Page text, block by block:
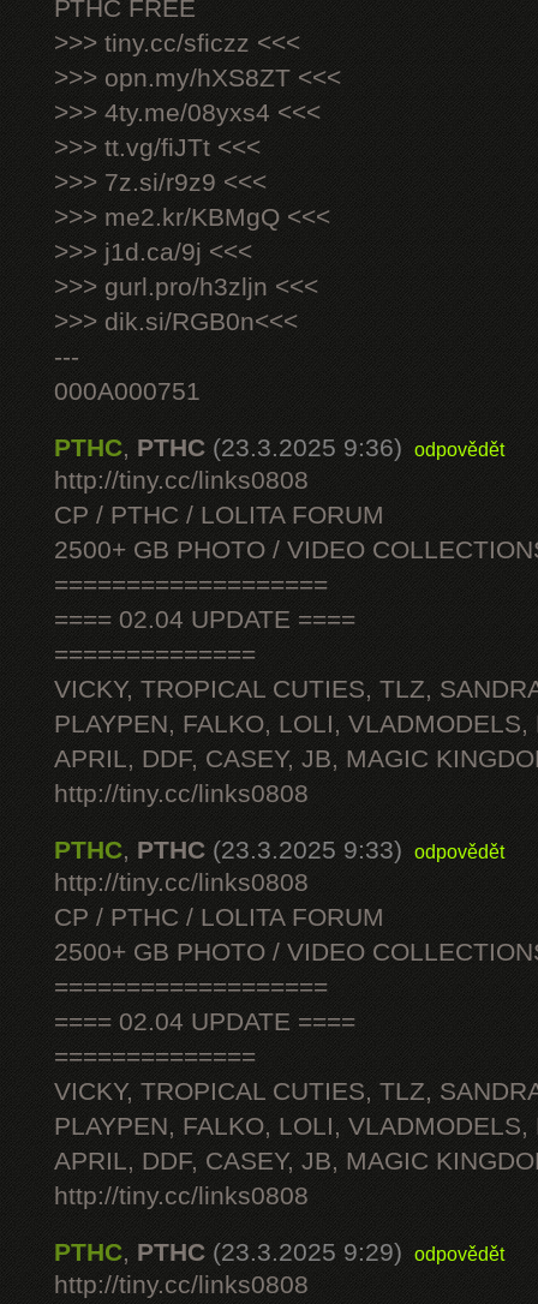
РТНС FREE
>>> tiny.cc/sficzz <<<
>>> opn.my/hXS8ZT <<<
>>> 4ty.me/08yxs4 <<<
>>> tt.vg/fiJTt <<<
>>> 7z.si/r9z9 <<<
>>> me2.kr/KBMgQ <<<
>>> j1d.ca/9j <<<
>>> gurl.pro/h3zljn <<<
>>> dik.si/RGB0n<<<
---
000A000751
PTHC, PTHC (23.3.2025 9:36) odpovědět
http://tiny.cc/links0808
CP / PTHC / LOLITA FORUM
2500+ GB PHOTO / VIDEO
===================
==== 02.04 UPDATE ====
==============
VICKY, TROPICAL CUTIES, TLZ,
PLAYPEN, FALKO, LOLI, VLADMODELS,
APRIL, DDF, CASEY, JB, MAGIC
http://tiny.cc/links0808
PTHC, PTHC (23.3.2025 9:33) odpovědět
http://tiny.cc/links0808
CP / PTHC / LOLITA FORUM
2500+ GB PHOTO / VIDEO
===================
==== 02.04 UPDATE ====
==============
VICKY, TROPICAL CUTIES, TLZ,
PLAYPEN, FALKO, LOLI, VLADMODELS,
APRIL, DDF, CASEY, JB, MAGIC
http://tiny.cc/links0808
PTHC, PTHC (23.3.2025 9:29) odpovědět
http://tiny.cc/links0808